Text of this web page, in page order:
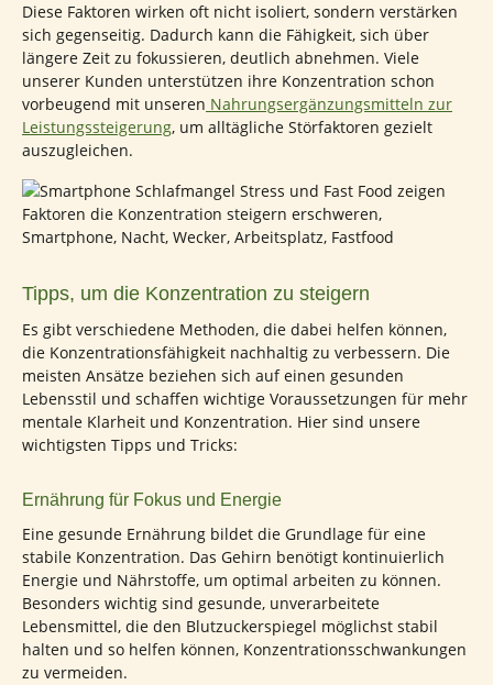
Diese Faktoren wirken oft nicht isoliert, sondern verstärken
sich gegenseitig. Dadurch kann die Fähigkeit, sich über
längere Zeit zu fokussieren, deutlich abnehmen. Viele
unserer Kunden unterstützen ihre Konzentration schon
vorbeugend mit unseren Nahrungsergänzungsmitteln zur
Leistungssteigerung, um alltägliche Störfaktoren gezielt
auszugleichen.
Tipps, um die Konzentration zu steigern
Es gibt verschiedene Methoden, die dabei helfen können,
die Konzentrationsfähigkeit nachhaltig zu verbessern. Die
meisten Ansätze beziehen sich auf einen gesunden
Lebensstil und schaffen wichtige Voraussetzungen für mehr
mentale Klarheit und Konzentration. Hier sind unsere
wichtigsten Tipps und Tricks:
Ernährung für Fokus und Energie
Eine gesunde Ernährung bildet die Grundlage für eine
stabile Konzentration. Das Gehirn benötigt kontinuierlich
Energie und Nährstoffe, um optimal arbeiten zu können.
Besonders wichtig sind gesunde, unverarbeitete
Lebensmittel, die den Blutzuckerspiegel möglichst stabil
halten und so helfen können, Konzentrationsschwankungen
zu vermeiden.